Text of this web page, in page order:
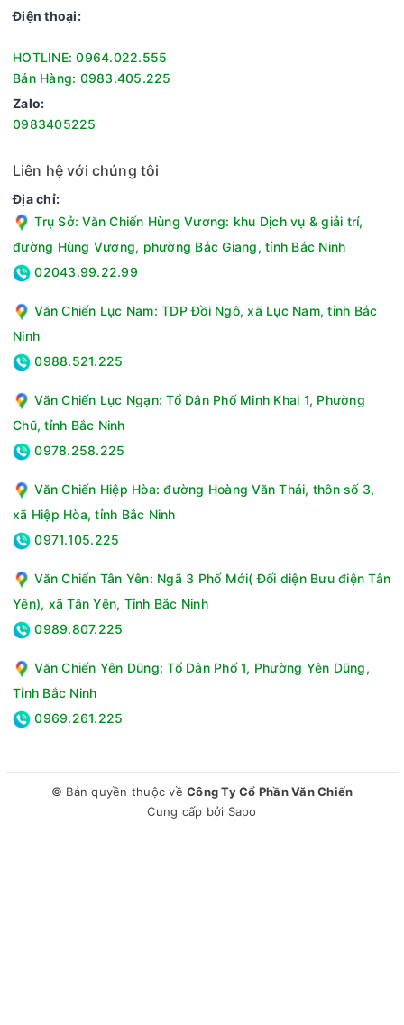
Điện thoại:
HOTLINE: 0964.022.555
Bán Hàng: 0983.405.225
Zalo:
0983405225
Liên hệ với chúng tôi
Địa chỉ:
Trụ Sở: Văn Chiến Hùng Vương: khu Dịch vụ & giải trí,
đường Hùng Vương, phường Bắc Giang, tỉnh Bắc Ninh
02043.99.22.99
Văn Chiến Lục Nam: TDP Đồi Ngô, xã Lục Nam, tỉnh Bắc
Ninh
0988.521.225
Văn Chiến Lục Ngạn: Tổ Dân Phố Minh Khai 1, Phường
Chũ, tỉnh Bắc Ninh
0978.258.225
Văn Chiến Hiệp Hòa: đường Hoàng Văn Thái, thôn số 3,
xã Hiệp Hòa, tỉnh Bắc Ninh
0971.105.225
Văn Chiến Tân Yên: Ngã 3 Phố Mới( Đối diện Bưu điện Tân
Yên), xã Tân Yên, Tỉnh Bắc Ninh
0989.807.225
Văn Chiến Yên Dũng: Tổ Dân Phố 1, Phường Yên Dũng,
Tỉnh Bắc Ninh
0969.261.225
© Bản quyền thuộc về Công Ty Cổ Phần Văn Chiến
Cung cấp bởi Sapo